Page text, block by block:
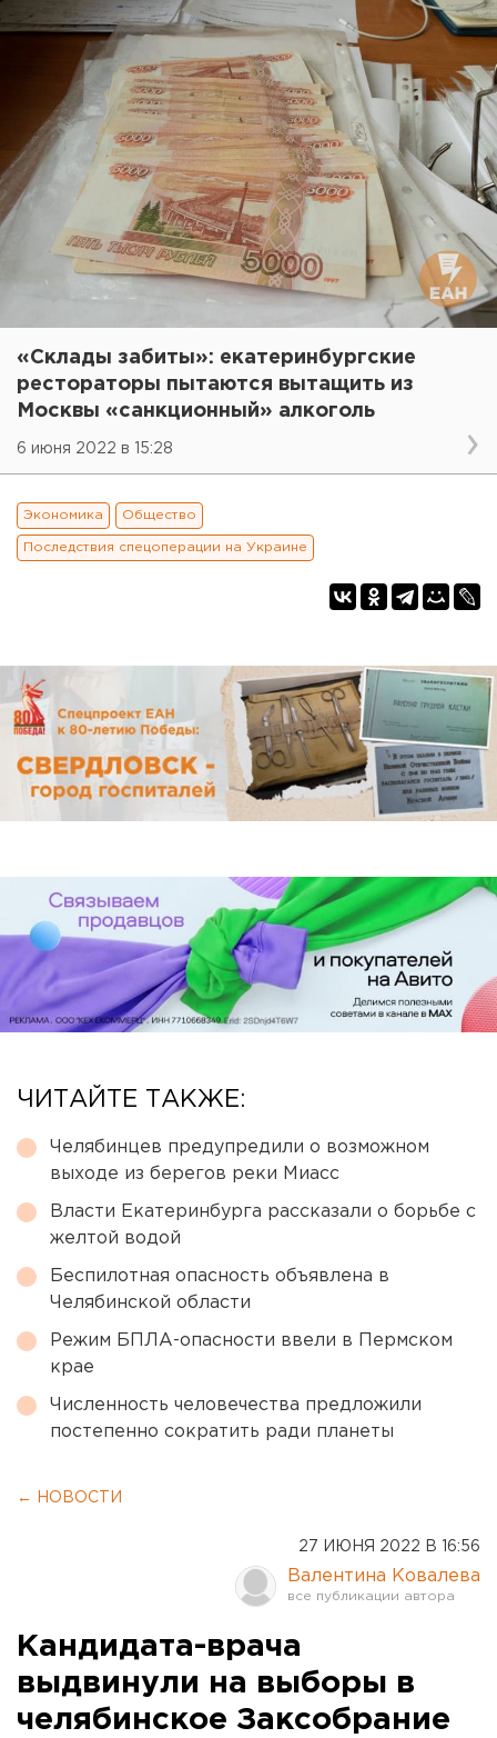
«Склады забиты»: екатеринбургские
рестораторы пытаются вытащить из
Москвы «санкционный» алкоголь
6 июня 2022 в 15:28
Экономика Общество
Последствия спецоперации на Украине
ЧИТАЙТЕ ТАКЖЕ:
Челябинцев предупредили о возможном
выходе из берегов реки Миасс
Власти Екатеринбурга рассказали о борьбе с
желтой водой
Беспилотная опасность объявлена в
Челябинской области
Режим БПЛА-опасности ввели в Пермском
крае
Численность человечества предложили
постепенно сократить ради планеты
← НОВОСТИ
27 ИЮНЯ 2022 В 16:56
Валентина Ковалева
Кандидата-врача
выдвинули на выборы в
челябинское Заксобрание